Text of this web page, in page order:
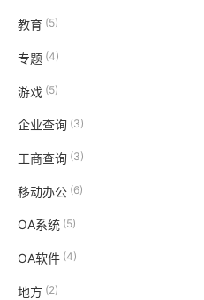
教育 (5)
专题 (4)
游戏 (5)
企业查询 (3)
工商查询 (3)
移动办公 (6)
OA系统 (5)
OA软件 (4)
地方 (2)